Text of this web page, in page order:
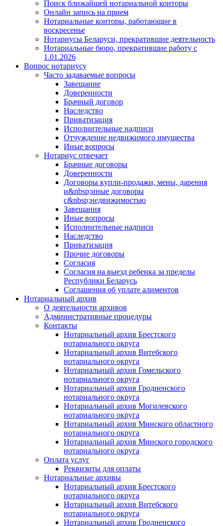
Поиск ближайшей нотариальной конторы
Онлайн запись на прием
Нотариальные конторы, работающие в
воскресенье
Нотариусы Беларуси, прекратившие деятельность
Нотариальные бюро, прекратившие работу с
1.01.2026
Вопрос нотариусу
Часто задаваемые вопросы
Завещание
Доверенности
Брачный договор
Наследство
Приватизация
Исполнительные надписи
Отчуждение недвижимого имущества
Иные вопросы
Нотариус отвечает
Брачные договоры
Доверенности
Договоры купли-продажи, мены, дарения
и&nbsp;иные договоры
с&nbsp;недвижимостью
Завещания
Иные вопросы
Исполнительные надписи
Наследство
Приватизация
Прочие договоры
Согласия
Согласия на выезд ребенка за пределы
Республики Беларусь
Соглашения об уплате алиментов
Нотариальный архив
О деятельности архивов
Административные процедуры
Контакты
Нотариальный архив Брестского
нотариального округа
Нотариальный архив Витебского
нотариального округа
Нотариальный архив Гомельского
нотариального округа
Нотариальный архив Гродненского
нотариального округа
Нотариальный архив Могилевского
нотариального округа
Нотариальный архив Минского областного
нотариального округа
Нотариальный архив Минского городского
нотариального округа
Оплата услуг
Реквизиты для оплаты
Нотариальные архивы
Нотариальный архив Брестского
нотариального округа
Нотариальный архив Витебского
нотариального округа
Нотариальный архив Гродненского